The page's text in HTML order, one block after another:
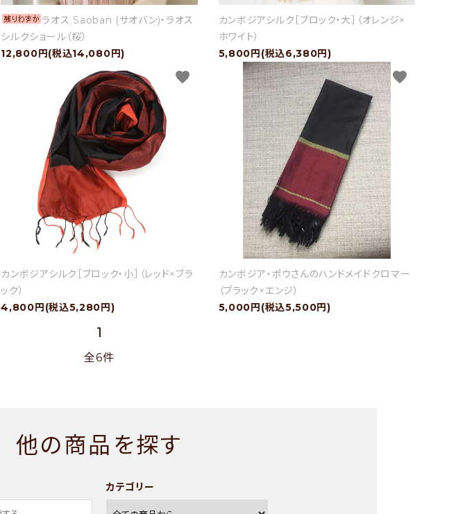
ラオス Saoban (サオバン)・ラオス
シルクショール（桜）
12,800円(税込14,080円)
カンボジアシルク［ブロック・大］（オレンジ×
ホワイト）
5,800円(税込6,380円)
カンボジアシルク［ブロック・小］（レッド×ブラ
ック）
4,800円(税込5,280円)
favorite
カンボジア・ポウさんのハンドメイドクロマー
（ブラック×エンジ）
5,000円(税込5,500円)
favorite
1
全6件
他の商品を探す
カテゴリー